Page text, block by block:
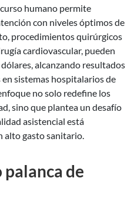
humano permite
con niveles óptimos de
procedimientos quirúrgicos
cardiovascular, pueden
alcanzando resultados
sistemas hospitalarios de
no solo redefine los
sino que plantea un desafío
asistencial está
alto gasto sanitario.
palanca de